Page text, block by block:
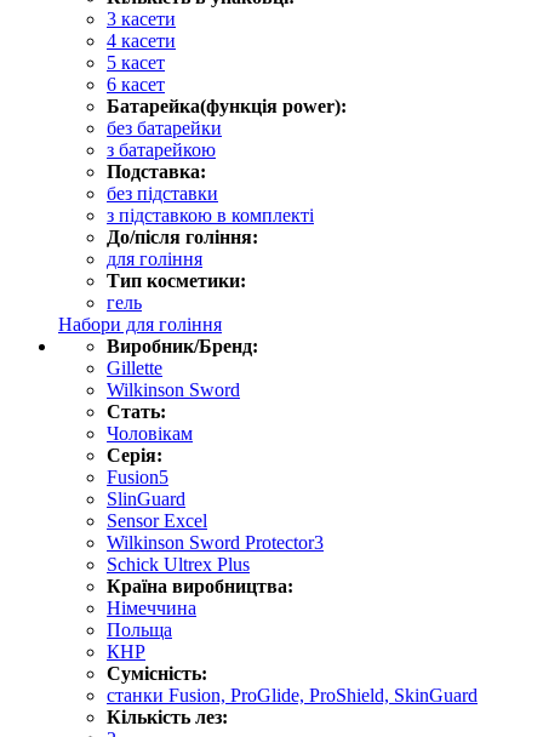
3 касети
4 касети
5 касет
6 касет
Батарейка(функція power):
без батарейки
з батарейкою
Подставка:
без підставки
з підставкою в комплекті
До/після гоління:
для гоління
Тип косметики:
гель
Набори для гоління
Виробник/Бренд:
Gillette
Wilkinson Sword
Стать:
Чоловікам
Серія:
Fusion5
SlinGuard
Sensor Excel
Wilkinson Sword Protector3
Schick Ultrex Plus
Країна виробництва:
Німеччина
Польща
КНР
Сумісність:
станки Fusion, ProGlide, ProShield, SkinGuard
Кількість лез: